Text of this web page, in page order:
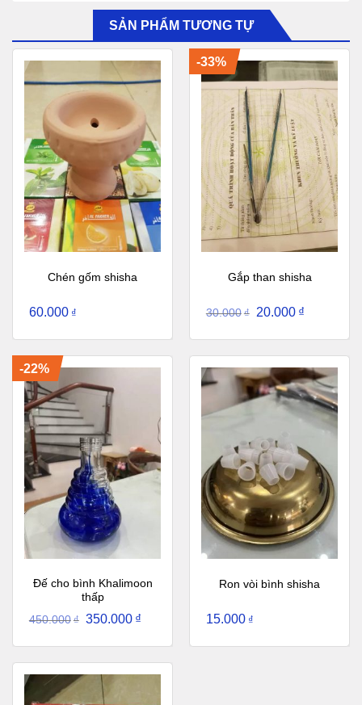
SẢN PHẨM TƯƠNG TỰ
Chén gốm shisha
60.000 ₫
-33%
Gắp than shisha
30.000 ₫ 20.000 ₫
-22%
Đế cho bình Khalimoon
thấp
450.000 ₫ 350.000 ₫
Ron vòi bình shisha
15.000 ₫